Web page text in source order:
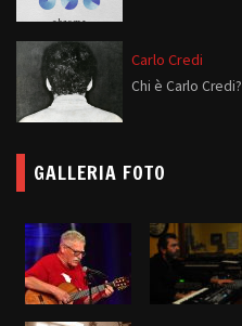
Carlo Credi
Chi è Carlo Credi?
GALLERIA FOTO